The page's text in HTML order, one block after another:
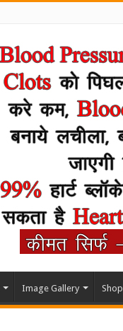
Image Gallery Shop